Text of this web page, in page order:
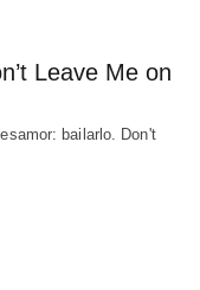
Leave Me on
bailarlo. Don't